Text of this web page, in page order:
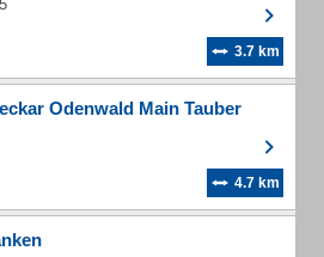
3.7 km
Odenwald Main Tauber
4.7 km